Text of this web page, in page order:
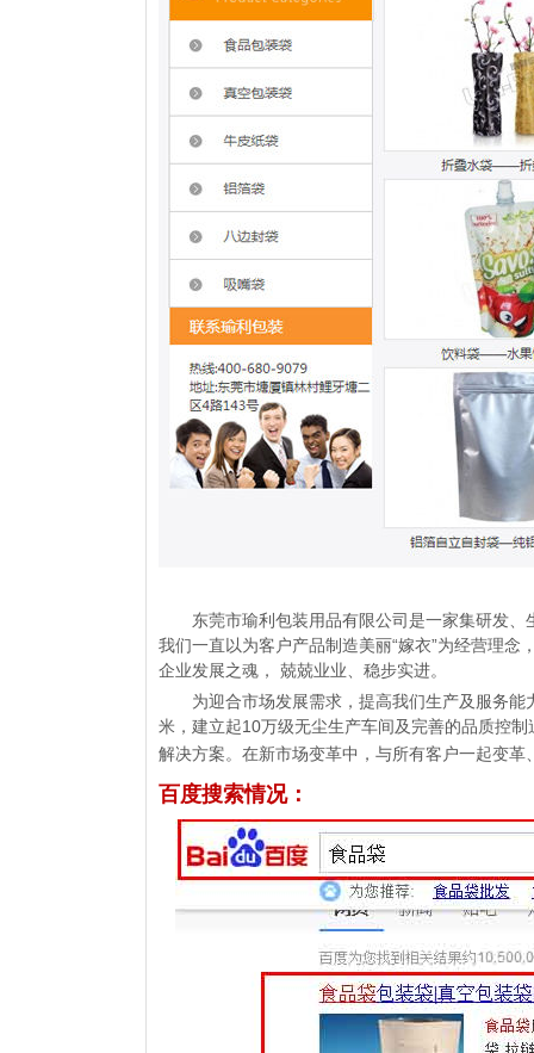
东莞市瑜利包装用品有限公司是一家集研发、
我们一直以为客户产品制造美丽“嫁衣”为经营理念
企业发展之魂， 兢兢业业、稳步实进。
为迎合市场发展需求，提高我们生产及服务能
米，建立起10万级无尘生产车间及完善的品质控
解决方案。 在新市场变革中，与所有客户一起变革
百度搜索情况：